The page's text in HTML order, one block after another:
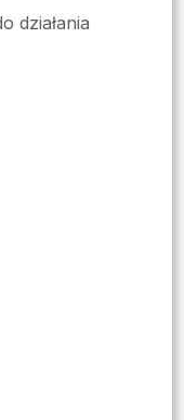
działania